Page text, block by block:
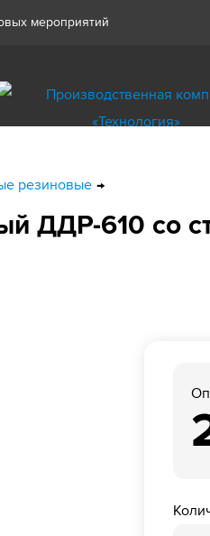
мероприятий
резиновые
ДДР-610 со